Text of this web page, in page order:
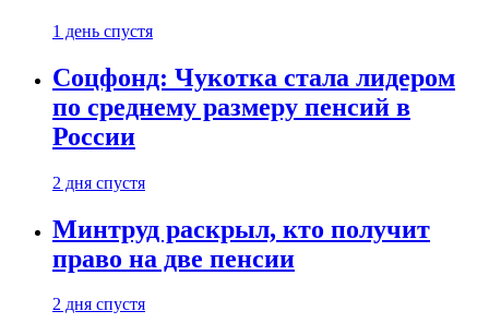
1 день спустя
Соцфонд: Чукотка стала лидером
по среднему размеру пенсий в
России
2 дня спустя
Минтруд раскрыл, кто получит
право на две пенсии
2 дня спустя